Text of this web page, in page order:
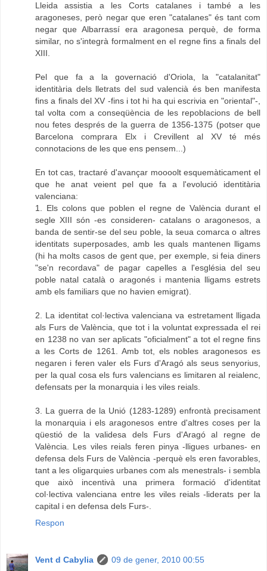
Lleida assistia a les Corts catalanes i també a les
aragoneses, però negar que eren "catalanes" és tant com
negar que Albarrassí era aragonesa perquè, de forma
similar, no s'integrà formalment en el regne fins a finals del
XIII.
Pel que fa a la governació d'Oriola, la "catalanitat"
identitària dels lletrats del sud valencià és ben manifesta
fins a finals del XV -fins i tot hi ha qui escrivia en "oriental"-,
tal volta com a conseqüència de les repoblacions de bell
nou fetes després de la guerra de 1356-1375 (potser que
Barcelona comprara Elx i Crevillent al XV té més
connotacions de les que ens pensem...)
En tot cas, tractaré d'avançar moooolt esquemàticament el
que he anat veient pel que fa a l'evolució identitària
valenciana:
1. Els colons que poblen el regne de València durant el
segle XIII són -es consideren- catalans o aragonesos, a
banda de sentir-se del seu poble, la seua comarca o altres
identitats superposades, amb les quals mantenen lligams
(hi ha molts casos de gent que, per exemple, si feia diners
"se'n recordava" de pagar capelles a l'església del seu
poble natal català o aragonés i mantenia lligams estrets
amb els familiars que no havien emigrat).
2. La identitat col·lectiva valenciana va estretament lligada
als Furs de València, que tot i la voluntat expressada el rei
en 1238 no van ser aplicats "oficialment" a tot el regne fins
a les Corts de 1261. Amb tot, els nobles aragonesos es
negaren i feren valer els Furs d'Aragó als seus senyorius,
per la qual cosa els furs valencians es limitaren al reialenc,
defensats per la monarquia i les viles reials.
3. La guerra de la Unió (1283-1289) enfrontà precisament
la monarquia i els aragonesos entre d'altres coses per la
qüestió de la validesa dels Furs d'Aragó al regne de
València. Les viles reials feren pinya -lligues urbanes- en
defensa dels Furs de València -perquè els eren favorables,
tant a les oligarquies urbanes com als menestrals- i sembla
que això incentivà una primera formació d'identitat
col·lectiva valenciana entre les viles reials -liderats per la
capital i en defensa dels Furs-.
Respon
Vent d Cabylia
09 de gener, 2010 00:55